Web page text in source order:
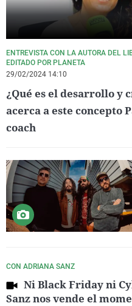
ENTREVISTA CON LA AUTORA DEL
EDITADO POR PLANETA
29/02/2024 14:10
¿Qué es el desarrollo y
acerca a este concepto
coach
CON ADRIANA SANZ
Ni Black Friday ni
Sanz nos vende el